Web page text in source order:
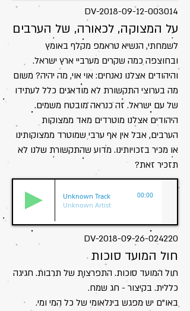
DV-2018-09-12-003014
על המצוקה, לכאורה, של הערבים
לשמחתי, הנשיא טראמפ מקלף באומץ
ובחוצפה כמה שקרים מערביי ארץ ישראל.
והיהודים אצלנו נאנחים: אוי אוי, מה יהיה? משום
מה בערוצי התקשורת לא מודאגים כלל לעתידו
של עם ישראל. זה כנראה מובטח משמים.
היהודים אצלנו מוטרדים מאד ממצוקות
הערבים, אבל אין אף ערבי שמוטרד ממצוקותינו
או מכיר בזכויותינו. מדוע שהתקשורת שלנו לא
תזכיר זאת?
DV-2018-09-26-024220
חול המועד סוכות
חול המועד סוכות. התפרצות של תרבות. חגיגה
כללית. בקיצור - חג שמח.
באו"ם יש מפגש בינלאומי של כל המי ומי.
Unknown Track
Unknown Artist
00:00